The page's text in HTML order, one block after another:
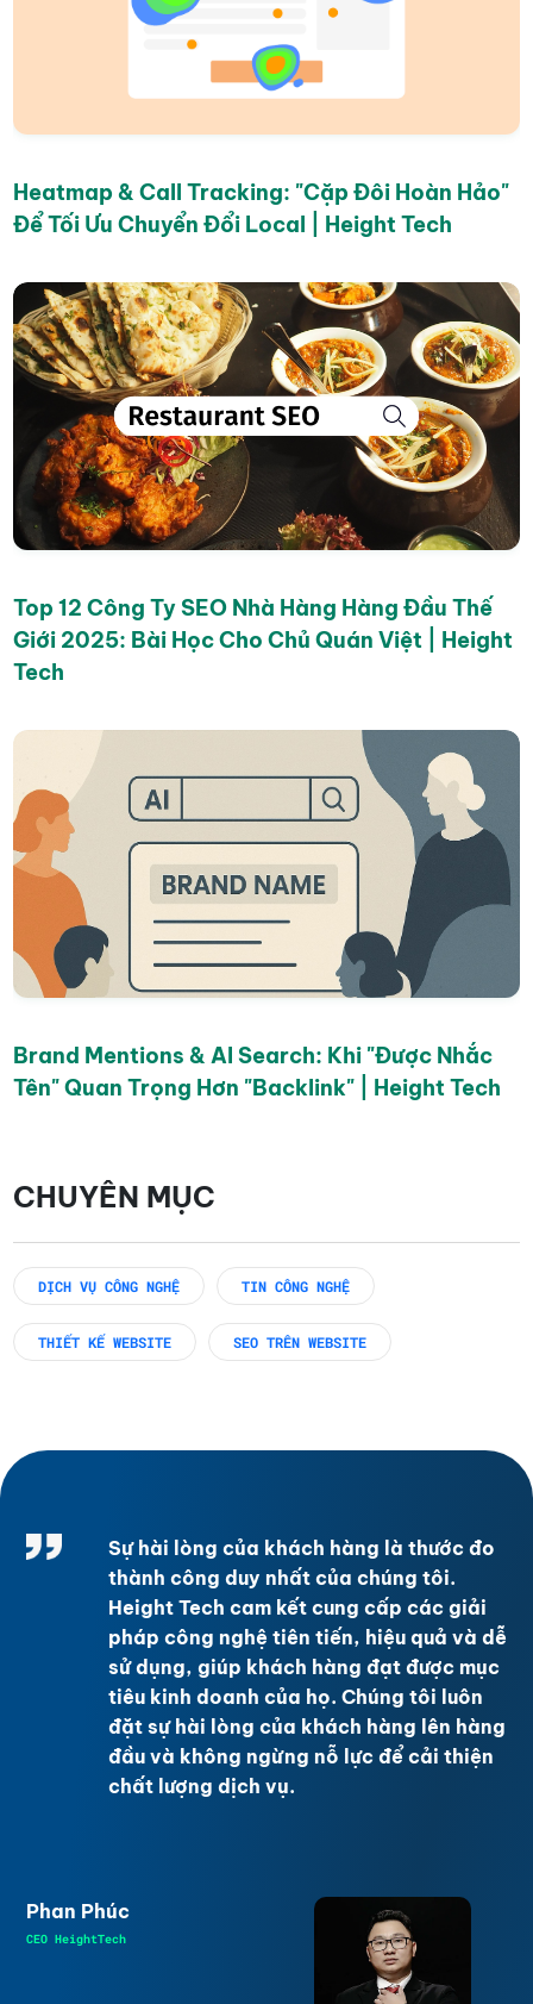
Heatmap & Call Tracking: "Cặp Đôi Hoàn Hảo"
Để Tối Ưu Chuyển Đổi Local | Height Tech
Top 12 Công Ty SEO Nhà Hàng Hàng Đầu Thế
Giới 2025: Bài Học Cho Chủ Quán Việt | Height
Tech
Brand Mentions & AI Search: Khi "Được Nhắc
Tên" Quan Trọng Hơn "Backlink" | Height Tech
CHUYÊN MỤC
DỊCH VỤ CÔNG NGHỆ TIN CÔNG NGHỆ
THIẾT KẾ WEBSITE SEO TRÊN WEBSITE
Sự hài lòng của khách hàng là thước đo
thành công duy nhất của chúng tôi.
Height Tech cam kết cung cấp các giải
pháp công nghệ tiên tiến, hiệu quả và dễ
sử dụng, giúp khách hàng đạt được mục
tiêu kinh doanh của họ. Chúng tôi luôn
đặt sự hài lòng của khách hàng lên hàng
đầu và không ngừng nỗ lực để cải thiện
chất lượng dịch vụ.
Phan Phúc
CEO HeightTech